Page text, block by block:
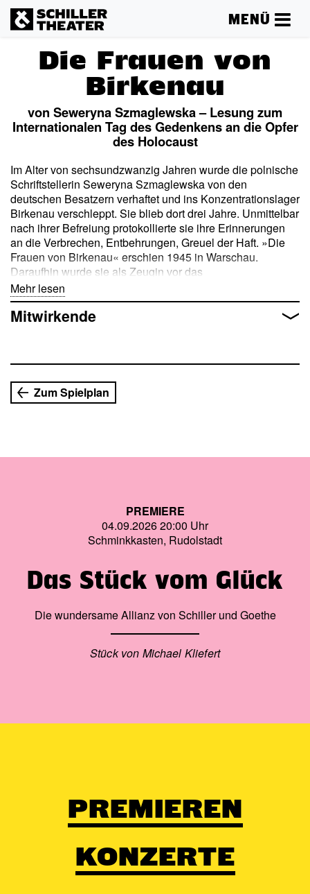
MENÜ
Die Frauen von
Birkenau
von Seweryna Szmaglewska – Lesung zum
Internationalen Tag des Gedenkens an die Opfer
des Holocaust
Im Alter von sechsundzwanzig Jahren wurde die polnische
Schriftstellerin Seweryna Szmaglewska von den
deutschen Besatzern verhaftet und ins Konzentrationslager
Birkenau verschleppt. Sie blieb dort drei Jahre. Unmittelbar
nach ihrer Befreiung protokollierte sie ihre Erinnerungen
an die Verbrechen, Entbehrungen, Greuel der Haft. »Die
Frauen von Birkenau« erschien 1945 in Warschau.
Daraufhin wurde sie als Zeugin vor das
Kriegsverbrechertribunal in Nürnberg berufen. Anne Kies
und Steffen Mensching lesen aus dem Bericht einer
Überlebenden, die das Wort »Ich« durch das Wort »Wir«
Mehr lesen
Mitwirkende
Zum Spielplan
PREMIERE
04.09.2026 20:00 Uhr
Schminkkasten, Rudolstadt
Das Stück vom Glück
Die wundersame Allianz von Schiller und Goethe
Stück von Michael Kliefert
PREMIEREN
KONZERTE